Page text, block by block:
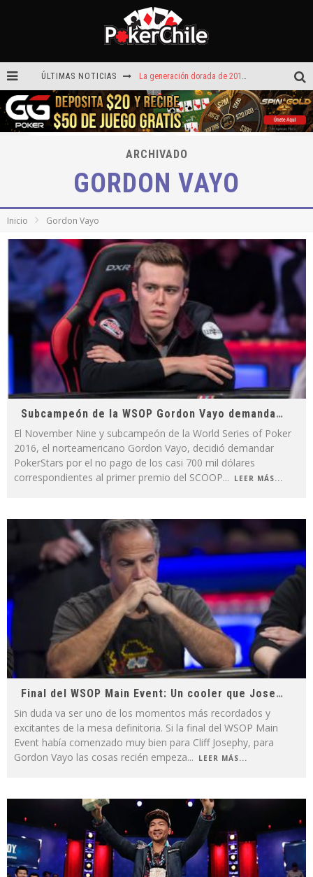
ÚLTIMAS NOTICIAS La generación dorada de 2011: el año en que Chile conquistó el póker internacional
¡Sábado de ases! Punta Arenas y Valdivia repartieron más de $3,8 millones
ROAD TO CLSOP Puerto Plata, satélite a Main Event.
ARCHIVADO
GORDON VAYO
Inicio Gordon Vayo
Subcampeón de la WSOP Gordon Vayo demanda a PokerStars
El November Nine y subcampeón de la World Series of Poker
2016, el norteamericano Gordon Vayo, decidió demandar
PokerStars por el no pago de los casi 700 mil dólares
correspondientes al primer premio del SCOOP... LEER MÁS...
Final del WSOP Main Event: Un cooler que Josephy no olvidará nunca
Sin duda va ser uno de los momentos más recordados y
excitantes de la mesa definitoria. Si la final del WSOP Main
Event había comenzado muy bien para Cliff Josephy, para
Gordon Vayo las cosas recién empeza... LEER MÁS...